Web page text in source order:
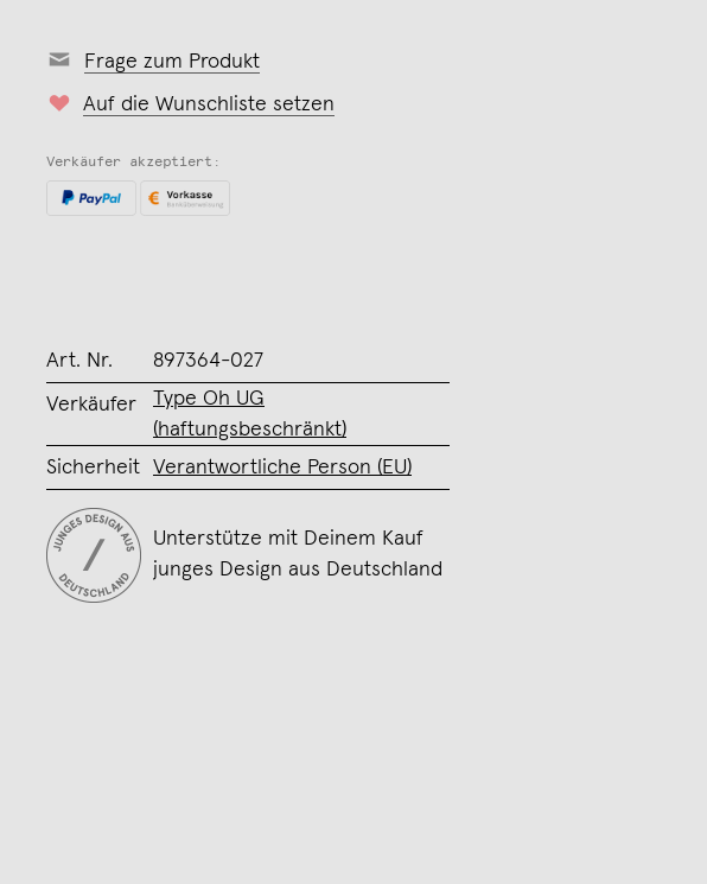
Frage zum Produkt
Auf die Wunschliste setzen
Verkäufer akzeptiert:
Art. Nr. 897364-027
Verkäufer
Type Oh UG
(haftungsbeschränkt)
Sicherheit
Verantwortliche Person (EU)
Unterstütze mit Deinem Kauf
junges Design aus Deutschland